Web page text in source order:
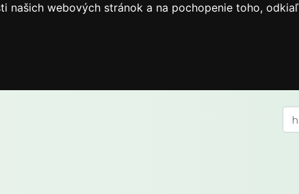
našich webových stránok a na pochopenie toho,